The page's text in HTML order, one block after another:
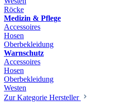
Röcke
Medizin & Pflege
Accessoires
Hosen
Oberbekleidung
Warnschutz
Accessoires
Hosen
Oberbekleidung
Westen
Zur Kategorie Hersteller